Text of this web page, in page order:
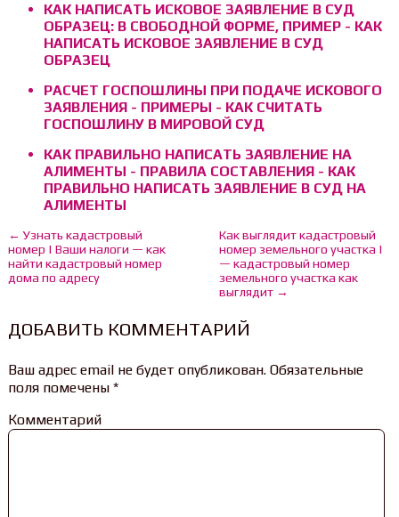
КАК НАПИСАТЬ ИСКОВОЕ ЗАЯВЛЕНИЕ В СУД
ОБРАЗЕЦ: В СВОБОДНОЙ ФОРМЕ, ПРИМЕР - КАК
НАПИСАТЬ ИСКОВОЕ ЗАЯВЛЕНИЕ В СУД
ОБРАЗЕЦ
РАСЧЕТ ГОСПОШЛИНЫ ПРИ ПОДАЧЕ ИСКОВОГО
ЗАЯВЛЕНИЯ - ПРИМЕРЫ - КАК СЧИТАТЬ
ГОСПОШЛИНУ В МИРОВОЙ СУД
КАК ПРАВИЛЬНО НАПИСАТЬ ЗАЯВЛЕНИЕ НА
АЛИМЕНТЫ - ПРАВИЛА СОСТАВЛЕНИЯ - КАК
ПРАВИЛЬНО НАПИСАТЬ ЗАЯВЛЕНИЕ В СУД НА
АЛИМЕНТЫ
← Узнать кадастровый
номер | Ваши налоги — как
найти кадастровый номер
дома по адресу
Как выглядит кадастровый
номер земельного участка |
— кадастровый номер
земельного участка как
выглядит →
ДОБАВИТЬ КОММЕНТАРИЙ
Ваш адрес email не будет опубликован.Обязательные
поля помечены *
Комментарий